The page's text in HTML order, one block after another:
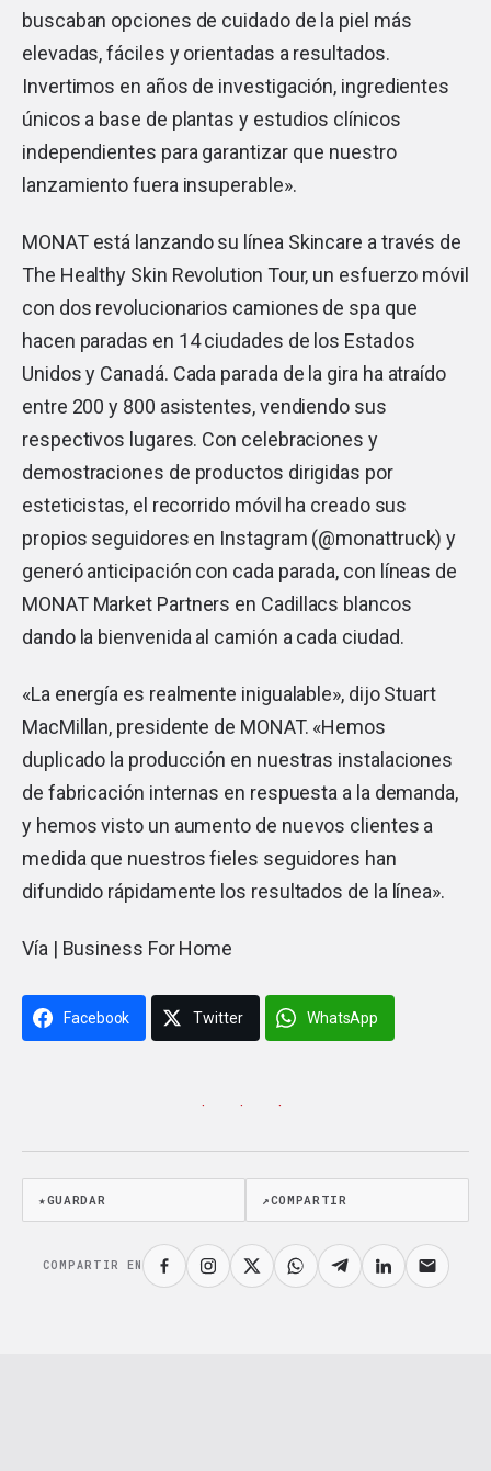
buscaban opciones de cuidado de la piel más
elevadas, fáciles y orientadas a resultados.
Invertimos en años de investigación, ingredientes
únicos a base de plantas y estudios clínicos
independientes para garantizar que nuestro
lanzamiento fuera insuperable».
MONAT está lanzando su línea Skincare a través de
The Healthy Skin Revolution Tour, un esfuerzo móvil
con dos revolucionarios camiones de spa que
hacen paradas en 14 ciudades de los Estados
Unidos y Canadá. Cada parada de la gira ha atraído
entre 200 y 800 asistentes, vendiendo sus
respectivos lugares. Con celebraciones y
demostraciones de productos dirigidas por
esteticistas, el recorrido móvil ha creado sus
propios seguidores en Instagram (@monattruck) y
generó anticipación con cada parada, con líneas de
MONAT Market Partners en Cadillacs blancos
dando la bienvenida al camión a cada ciudad.
«La energía es realmente inigualable», dijo Stuart
MacMillan, presidente de MONAT. «Hemos
duplicado la producción en nuestras instalaciones
de fabricación internas en respuesta a la demanda,
y hemos visto un aumento de nuevos clientes a
medida que nuestros fieles seguidores han
difundido rápidamente los resultados de la línea».
Vía | Business For Home
Facebook Twitter WhatsApp
· · ·
★GUARDAR ↗COMPARTIR
COMPARTIR EN